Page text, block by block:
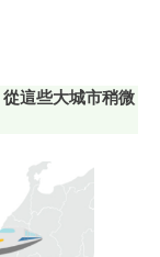
這些大城市稍微